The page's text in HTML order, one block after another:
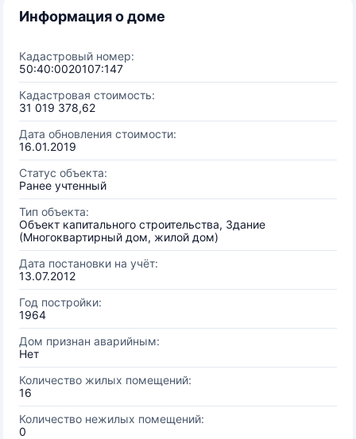
Информация о доме
Кадастровый номер:
50:40:0020107:147
Кадастровая стоимость:
31 019 378,62
Дата обновления стоимости:
16.01.2019
Статус объекта:
Ранее учтенный
Тип объекта:
Объект капитального строительства, Здание
(Многоквартирный дом, жилой дом)
Дата постановки на учёт:
13.07.2012
Год постройки:
1964
Дом признан аварийным:
Нет
Количество жилых помещений:
16
Количество нежилых помещений:
0